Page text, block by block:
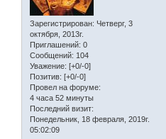
Зарегистрирован: Четверг, 3
октября, 2013г.
Приглашений: 0
Сообщений: 104
Уважение: [+0/-0]
Позитив: [+0/-0]
Провел на форуме:
4 часа 52 минуты
Последний визит:
Понедельник, 18 февраля, 2019г.
05:02:09